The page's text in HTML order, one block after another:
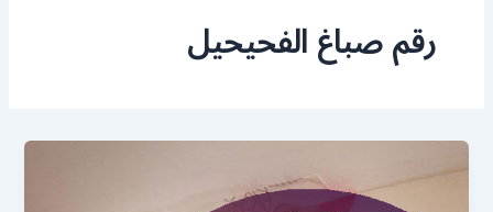
رقم صباغ الفحيحيل